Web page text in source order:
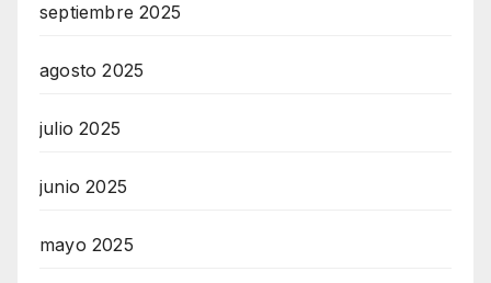
septiembre 2025
agosto 2025
julio 2025
junio 2025
mayo 2025